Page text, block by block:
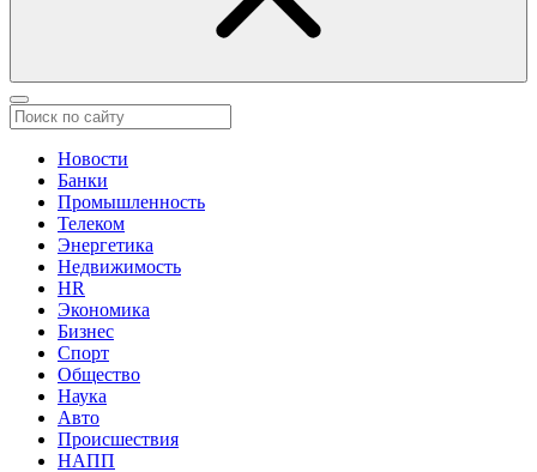
Новости
Банки
Промышленность
Телеком
Энергетика
Недвижимость
HR
Экономика
Бизнес
Спорт
Общество
Наука
Авто
Происшествия
НАПП